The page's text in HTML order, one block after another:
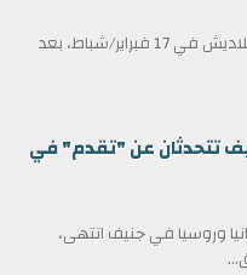
أدى طارق رحمن اليمين كرئيس وزراء لبنغلاديش في 17 فبراير/شباط، بعد
تتحدثان عن "تقدم" في
وروسيا في جنيف انتهى،